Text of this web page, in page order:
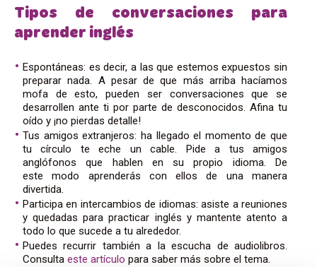
Tipos de conversaciones para
aprender inglés
Espontáneas: es decir, a las que estemos expuestos sin
preparar nada. A pesar de que más arriba hacíamos
mofa de esto, pueden ser conversaciones que se
desarrollen ante ti por parte de desconocidos. Afina tu
oído y ¡no pierdas detalle!
Tus amigos extranjeros: ha llegado el momento de que
tu círculo te eche un cable. Pide a tus amigos
anglófonos que hablen en su propio idioma. De
este modo aprenderás con ellos de una manera
divertida.
Participa en intercambios de idiomas: asiste a reuniones
y quedadas para practicar inglés y mantente atento a
todo lo que sucede a tu alrededor.
Puedes recurrir también a la escucha de audiolibros.
Consulta este artículo para saber más sobre el tema.